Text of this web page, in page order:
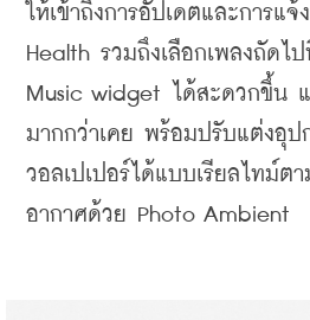
ให้เข้าถึงการอัปเดตและการแ
Health รวมถึงเลือกเพลงถัดไ
Music widget ได้สะดวกขึ้น
มากกว่าเคย พร้อมปรับแต่งอุป
วอลเปเปอร์ได้แบบเรียลไทม์ต
อากาศด้วย Photo Ambient